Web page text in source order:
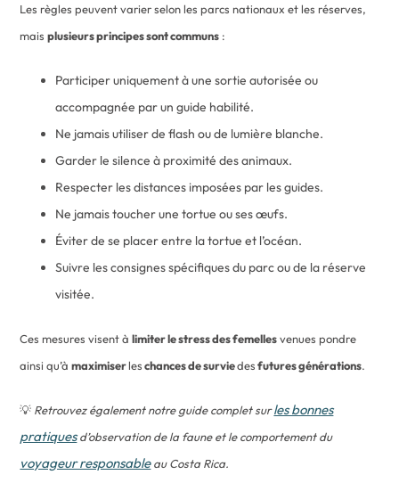
Les règles peuvent varier selon les parcs nationaux et les réserves,
maisplusieurs principes sont communs :
Participer uniquement à une sortie autorisée ou
accompagnée par un guide habilité.
Ne jamais utiliser de flash ou de lumière blanche.
Garder le silence à proximité des animaux.
Respecter les distances imposées par les guides.
Ne jamais toucher une tortue ou ses œufs.
Éviter de se placer entre la tortue et l’océan.
Suivre les consignes spécifiques du parc ou de la réserve
visitée.
Ces mesures visent àlimiter le stress des femellesvenues pondre
ainsi qu’àmaximiserleschances de surviedesfutures générations.
💡 Retrouvez également notre guide complet surles bonnes
pratiquesd’observation de la faune et le comportement du
voyageur responsableau Costa Rica.